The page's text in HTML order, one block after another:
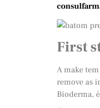
First
A make
remove as
Bioderma,